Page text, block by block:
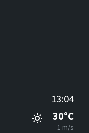
13:04
30°C
1 m/s